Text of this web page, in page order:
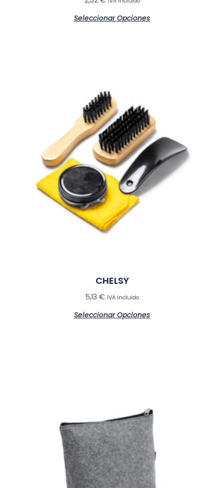
Seleccionar Opciones
CHELSY
5,13 € IVA incluido
Seleccionar Opciones